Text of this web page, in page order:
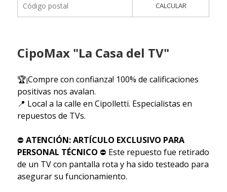
CALCULAR
CipoMax "La Casa del TV"
🏆¡Compre con confianza! 100% de calificaciones
positivas nos avalan.
📍 Local a la calle en Cipolletti. Especialistas en
repuestos de TVs.
⛔ ATENCIÓN: ARTÍCULO EXCLUSIVO PARA
PERSONAL TÉCNICO ⛔ Este repuesto fue retirado
de un TV con pantalla rota y ha sido testeado para
asegurar su funcionamiento.